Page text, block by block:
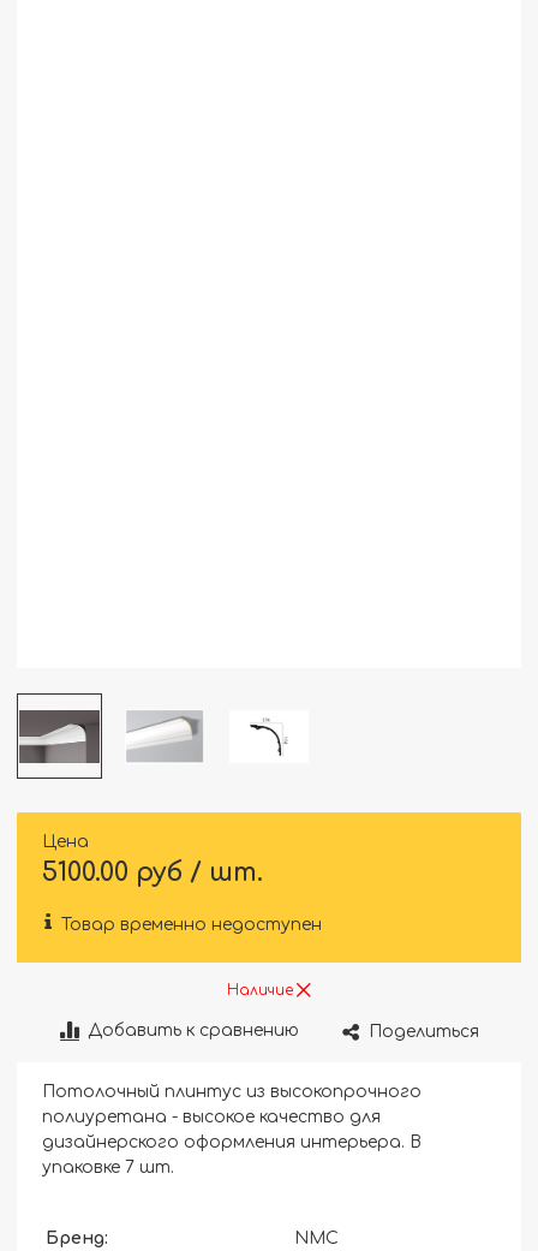
Цена
5100.00 руб / шт.
Товар временно недоступен
Наличие
Добавить к сравнению Поделиться
Потолочный плинтус из высокопрочного
полиуретана - высокое качество для
дизайнерского оформления интерьера. В
упаковке 7 шт.
Бренд: NMC